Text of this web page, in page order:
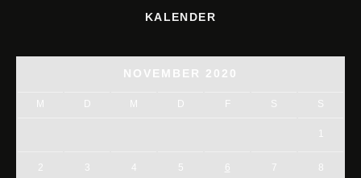
KALENDER
NOVEMBER 2020
M D M D F S S
1
2 3 5 6 7 8